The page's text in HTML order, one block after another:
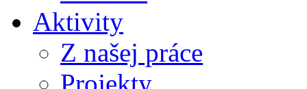
Aktivity
Z našej práce
Projekty